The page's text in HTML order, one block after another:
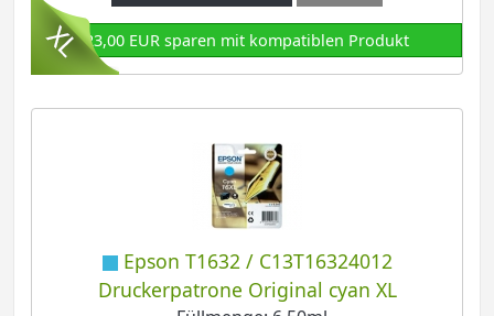
23,00 EUR sparen mit kompatiblen Produkt
Epson T1632 / C13T16324012
Druckerpatrone Original cyan XL